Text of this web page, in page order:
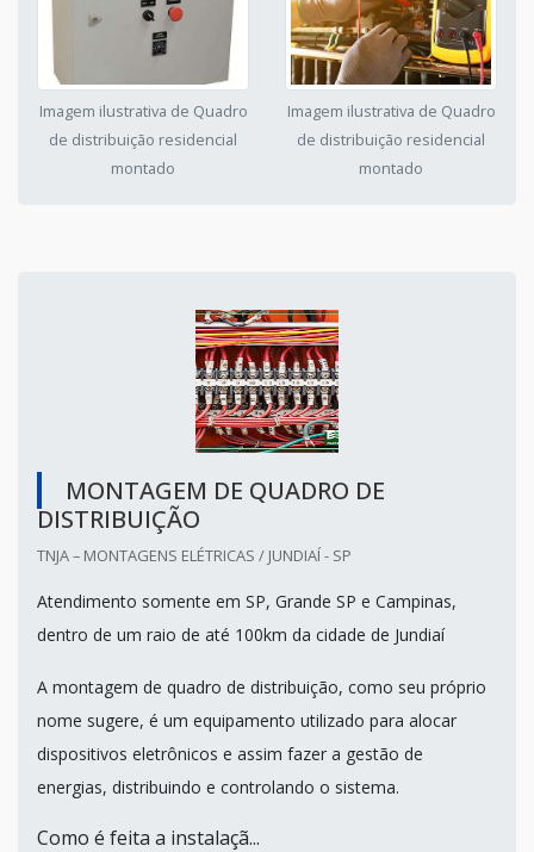
Imagem ilustrativa de Quadro
de distribuição residencial
montado
Imagem ilustrativa de Quadro
de distribuição residencial
montado
MONTAGEM DE QUADRO DE
DISTRIBUIÇÃO
TNJA – MONTAGENS ELÉTRICAS / JUNDIAÍ - SP
Atendimento somente em SP, Grande SP e Campinas,
dentro de um raio de até 100km da cidade de Jundiaí
A montagem de quadro de distribuição, como seu próprio
nome sugere, é um equipamento utilizado para alocar
dispositivos eletrônicos e assim fazer a gestão de
energias, distribuindo e controlando o sistema.
Como é feita a instalaçã...